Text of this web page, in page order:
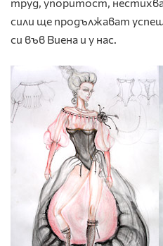
сили ще продължават
си във Виена и у нас.